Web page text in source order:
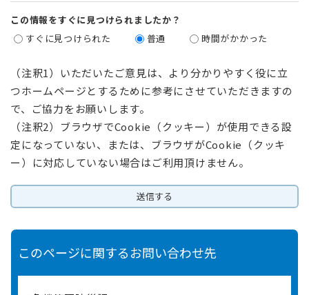
この情報をすぐに見つけられましたか？
すぐに見つけられた
普通 時間がかかった
（注釈1）いただいたご意見は、より分かりやすく役に立
つホームページとするために参考にさせていただきますの
で、ご協力をお願いします。
（注釈2）ブラウザでCookie（クッキー）が使用できる設
定になっていない、または、ブラウザがCookie（クッキ
ー）に対応していない場合はご利用頂けません。
このページに関するお問い合わせ先